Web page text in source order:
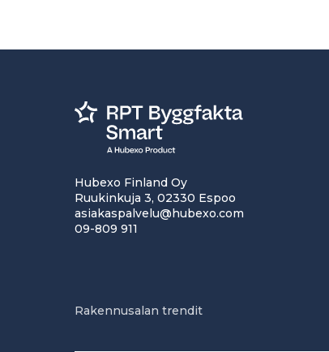
Hubexo Finland Oy
Ruukinkuja 3, 02330 Espoo
asiakaspalvelu@hubexo.com
09-809 911
Rakennusalan trendit